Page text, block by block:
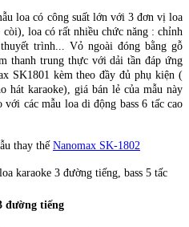
loa có công suất lớn với 3 đơn vị loa
loa có rất nhiều chức năng : chỉnh
trình... Vỏ ngoài đóng bằng gỗ
thanh trung thực với dải tần đáp ứng
SK1801 kèm theo đầy đủ phụ kiện (
hát karaoke), giá bán lẻ của mẫu này
các mẫu loa di động bass 6 tấc cao
thay thế Nanomax SK-1802
đường tiếng